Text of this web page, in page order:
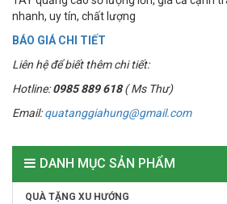
nhanh, uy tín, chất lượng
BÁO GIÁ CHI TIẾT
Liên hệ để biết thêm chi tiết:
Hotline: 0985 889 618 ( Ms Thư)
Email: quatanggiahung@gmail.com
DANH MỤC SẢN PHẨM
QUÀ TẶNG XU HƯỚNG